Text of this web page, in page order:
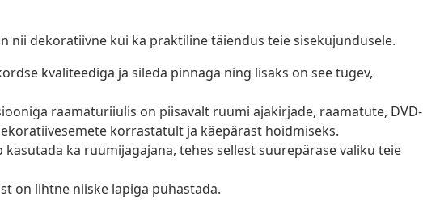
nii dekoratiivne kui ka praktiline täiendus teie sisekujundusele.
kvaliteediga ja sileda pinnaga ning lisaks on see tugev,
raamaturiiulis on piisavalt ruumi ajakirjade, raamatute, DVD-
korrastatult ja käepärast hoidmiseks.
ka ruumijagajana, tehes sellest suurepärase valiku teie
on lihtne niiske lapiga puhastada.